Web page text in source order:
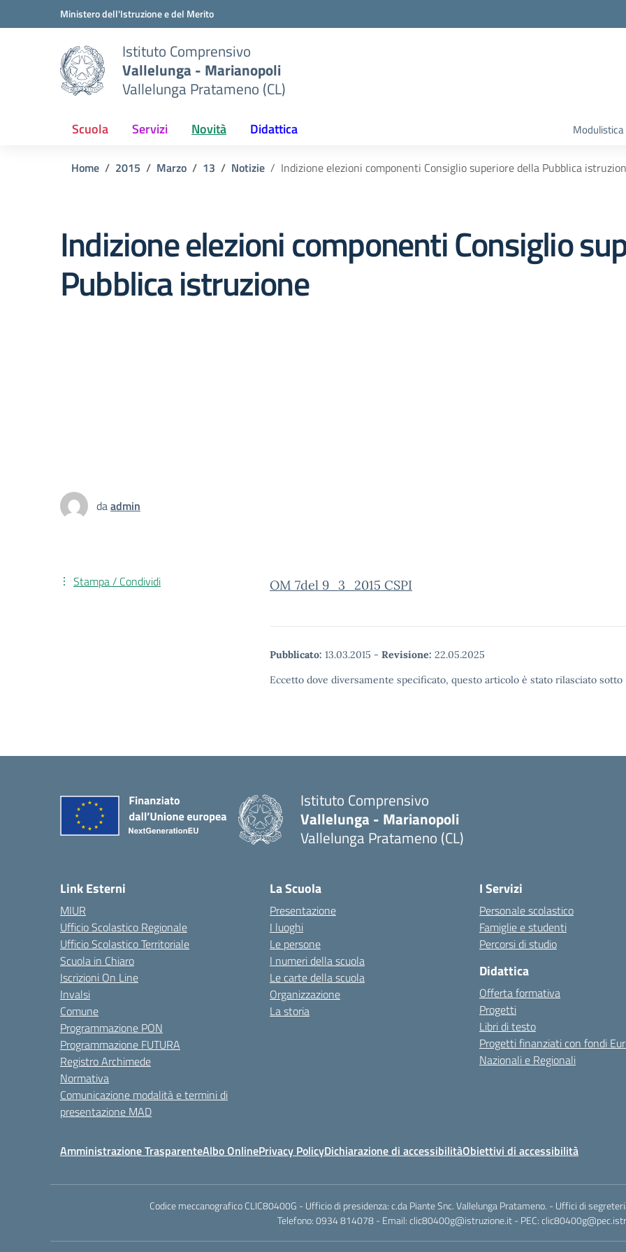
Vai ai contenuti
Vai al menu di navigazioneMinistero dell'Istruzione e del Merito
Istituto Comprensivo
Vallelunga - Marianopoli
Vallelunga Pratameno (CL)
Scuola Servizi Novità Didattica Modulistica
Home 2015 Marzo 13 Notizie Indizione elezioni componenti Consiglio superiore della Pubblica
Indizione elezioni componenti Consiglio
Pubblica istruzione
daadmin
OM 7del 9_3_2015 CSPI
Pubblicato: 13.03.2015 - Revisione: 22.05.2025
Eccetto dove diversamente specificato, questo articolo è stato rilasciato
Stampa / Condividi
Istituto Comprensivo
Vallelunga - Marianopoli
Vallelunga Pratameno (CL)
Link Esterni
MIUR
Ufficio Scolastico Regionale
Ufficio Scolastico Territoriale
Scuola in Chiaro
Iscrizioni On Line
Invalsi
Comune
Programmazione PON
Programmazione FUTURA
Registro Archimede
Normativa
Comunicazione modalità e termini di
presentazione MAD
La Scuola
Presentazione
I luoghi
Le persone
I numeri della scuola
Le carte della scuola
Organizzazione
La storia
I Servizi
Personale scolastico
Famiglie e studenti
Percorsi di studio
Didattica
Offerta formativa
Progetti
Libri di testo
Progetti finanziati con fondi
Nazionali e Regionali
Amministrazione TrasparenteAlbo OnlinePrivacy PolicyDichiarazione di accessibilitàObiettivi di accessibilità
Codice meccanografico CLIC80400G - Ufficio di presidenza: c.da Piante Snc. Vallelunga Pratameno. - Uffici di
Telefono: 0934 814078 - Email: clic80400g@istruzione.it - PEC: